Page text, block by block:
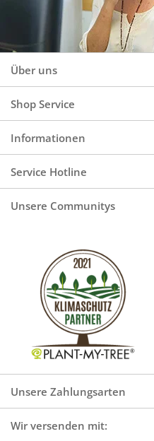
Über uns
Shop Service
Informationen
Service Hotline
Unsere Communitys
Unsere Zahlungsarten
Wir versenden mit: